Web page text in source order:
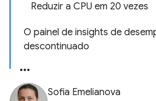
Reduzir a CPU em 20 vezes
O painel de insights de
descontinuado
Sofia Emelianova